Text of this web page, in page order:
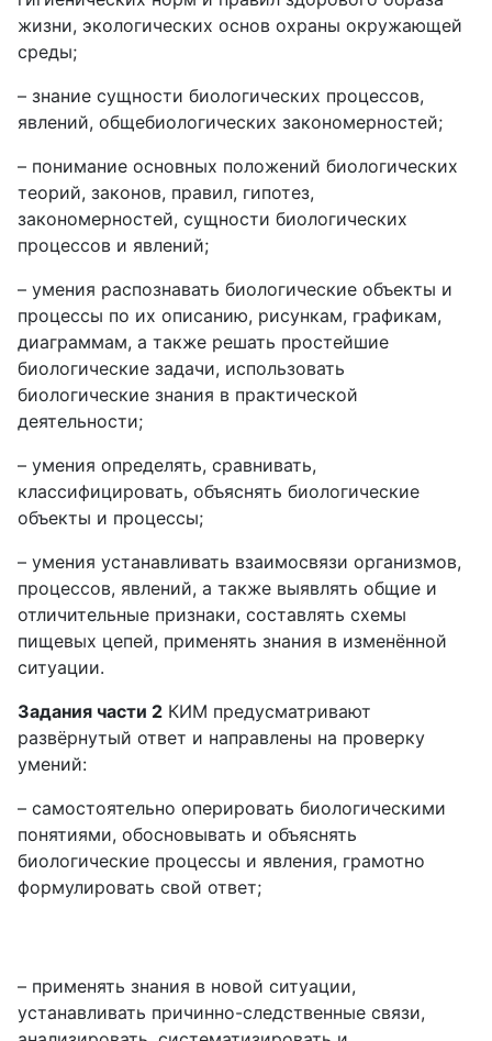
жизни, экологических основ охраны окружающей
среды;
– знание сущности биологических процессов,
явлений, общебиологических закономерностей;
– понимание основных положений биологических
теорий, законов, правил, гипотез,
закономерностей, сущности биологических
процессов и явлений;
– умения распознавать биологические объекты и
процессы по их описанию, рисункам, графикам,
диаграммам, а также решать простейшие
биологические задачи, использовать
биологические знания в практической
деятельности;
– умения определять, сравнивать,
классифицировать, объяснять биологические
объекты и процессы;
– умения устанавливать взаимосвязи организмов,
процессов, явлений, а также выявлять общие и
отличительные признаки, составлять схемы
пищевых цепей, применять знания в изменённой
ситуации.
Задания части 2 КИМ предусматривают
развёрнутый ответ и направлены на проверку
умений:
– самостоятельно оперировать биологическими
понятиями, обосновывать и объяснять
биологические процессы и явления, грамотно
формулировать свой ответ;
– применять знания в новой ситуации,
устанавливать причинно-следственные связи,